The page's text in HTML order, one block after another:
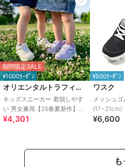
期間限定SALE
¥1000ｸｰﾎﾟﾝ
オリエンタルトラフィック
キッズスニーカー 着脱しやす
い 男女兼用【26春夏新作】ベ
ルクロベルトメッシュスニー
¥4,301
¥500ｸｰﾎﾟﾝ
ワスク
メッシュ
(17~21cm)
¥6,600